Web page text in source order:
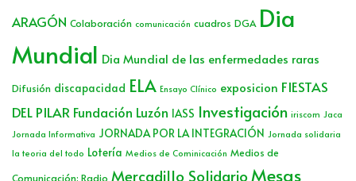
ARAGÓN Colaboración comunicación cuadros DGA Dia
Mundial Dia Mundial de las enfermedades raras
Difusión discapacidad ELA Ensayo Clínico exposicion FIESTAS
DEL PILAR Fundación Luzón IASS Investigación iriscom Jaca
Jornada Informativa JORNADA POR LA INTEGRACIÓN Jornada solidaria
la teoria del todo Lotería Medios de Cominicación Medios de
Comunicación; Radio Mercadillo SolidarioMesas